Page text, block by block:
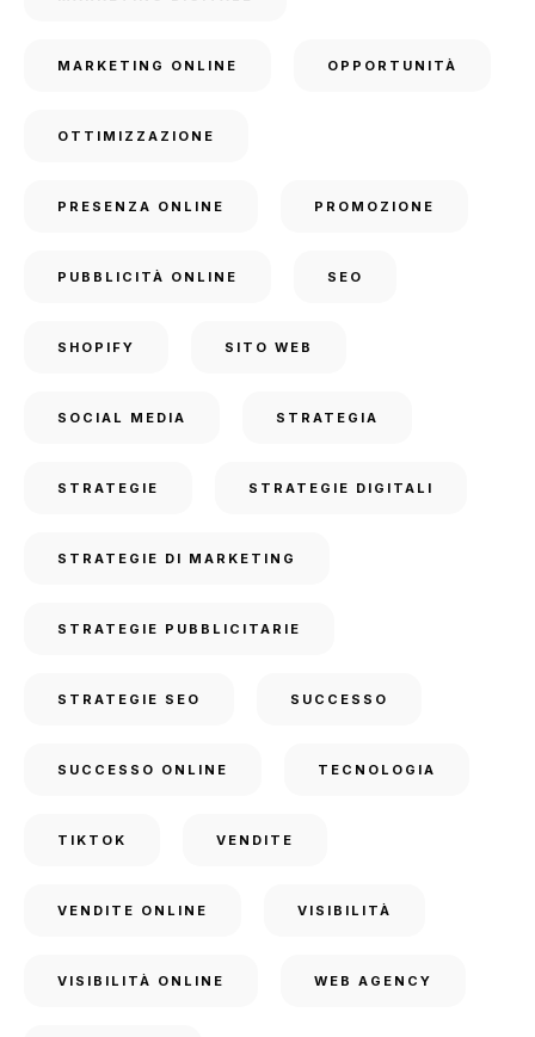
MARKETING ONLINE OPPORTUNITÀ
OTTIMIZZAZIONE
PRESENZA ONLINE PROMOZIONE
PUBBLICITÀ ONLINE SEO
SHOPIFY SITO WEB
SOCIAL MEDIA STRATEGIA
STRATEGIE STRATEGIE DIGITALI
STRATEGIE DI MARKETING
STRATEGIE PUBBLICITARIE
STRATEGIE SEO SUCCESSO
SUCCESSO ONLINE TECNOLOGIA
TIKTOK VENDITE
VENDITE ONLINE VISIBILITÀ
VISIBILITÀ ONLINE WEB AGENCY